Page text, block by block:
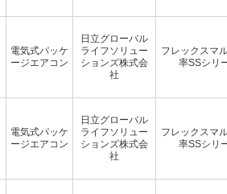
電気式パッケ
ージエアコン
日立グローバル
ライフソリュー
ションズ株式会
社
フレックスマ
率SSシリ
電気式パッケ
ージエアコン
日立グローバル
ライフソリュー
ションズ株式会
社
フレックスマ
率SSシリ